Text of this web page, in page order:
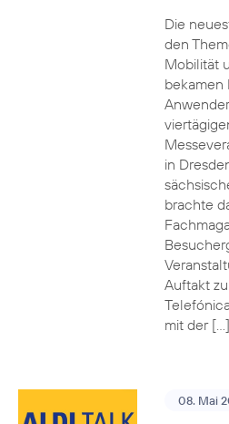
Die
den
Mobilität
bekamen
in
brachte
Auftakt
mit der […]
08. Mai